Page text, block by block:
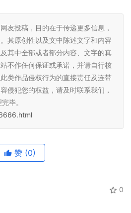
友投稿，目的在于传递更多信息，
其原创性以及文中陈述文字和内容
其中全部或者部分内容、文字的真
不作任何保证或承诺，并请自行核
类作品侵权行为的直接责任及连带
侵犯您的权益，请及时联系我们，
毕。
赞 (0)
0